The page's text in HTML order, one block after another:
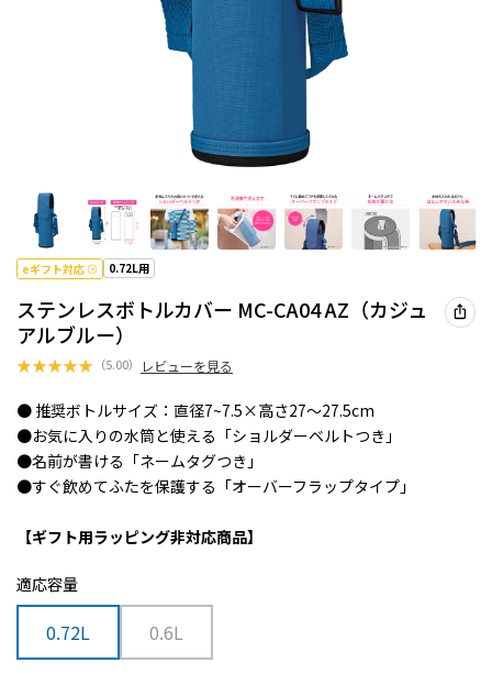
eギフト対応 0.72L用
ステンレスボトルカバー MC-CA04 AZ（カジュ
アルブルー）
★★★★★ （5.00） レビューを見る
● 推奨ボトルサイズ：直径7~7.5×高さ27～27.5cm
●お気に入りの水筒と使える「ショルダーベルトつき」
●名前が書ける「ネームタグつき」
●すぐ飲めてふたを保護する「オーバーフラップタイプ」
【ギフト用ラッピング非対応商品】
適応容量
0.72L 0.6L